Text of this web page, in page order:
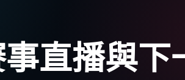
直播與下